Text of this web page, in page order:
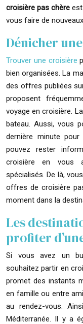
croisière pas chère
vous faire de
Dénicher
Trouver une croisière
bien organisées. La
des offres publiées
proposent
voyage en croisière.
bateau. Aussi, vous
dernière minute pour
pouvez rester
croisière en vous
spécialisés. De là,
offres de croisière
moment dans la
Les
profiter
Si vous avez un
souhaitez partir en
promet des instants
en famille ou entre
au rendez-vous.
Méditerranée. Il y a